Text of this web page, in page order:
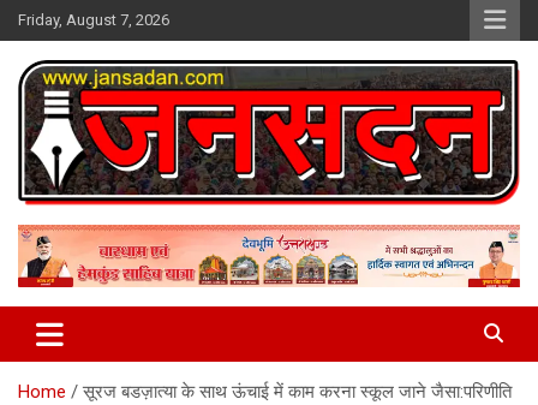
Skip
to
content
Friday, August 7, 2026
Jan Sadan
Home सूरज बडज़ात्या के साथ ऊंचाई में काम करना स्कूल जाने जैसा:परिणीति